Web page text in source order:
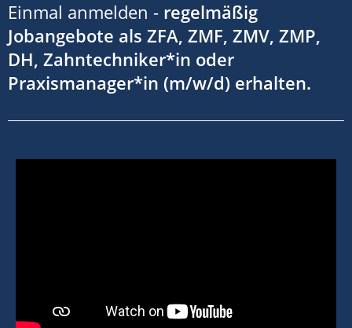
Einmal anmelden - regelmäßig
Jobangebote als ZFA, ZMF, ZMV, ZMP,
DH, Zahntechniker*in oder
Praxismanager*in (m/w/d) erhalten.